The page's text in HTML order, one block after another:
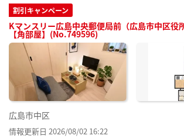
割引キャンペーン
Kマンスリー広島中央郵便局前（広島市中区役
【角部屋】(No.749596)
広島市中区
情報更新日 2026/08/02 16:22